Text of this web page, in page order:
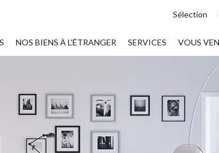
Sélection
NOS BIENS À L'ÉTRANGER SERVICES VOUS